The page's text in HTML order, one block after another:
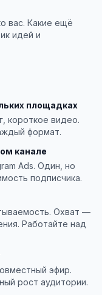
вас. Какие ещё
идей и
площадках
короткое видео.
формат.
канале
Ads. Один, но
подписчика.
Охват —
Работайте над
эфир.
рост аудитории.